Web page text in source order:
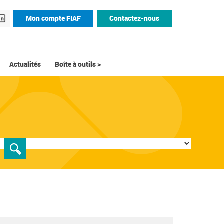
Mon compte FIAF Contactez-nous
Actualités Boîte à outils >